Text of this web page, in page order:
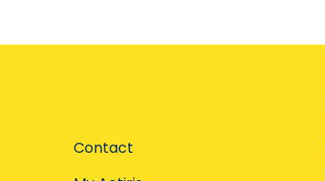
Contact